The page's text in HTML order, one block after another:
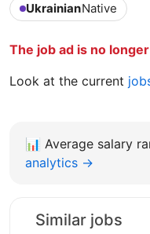
UkrainianNative
The job ad is no
Look at the current
📊 Average salary
analytics →
Similar jobs